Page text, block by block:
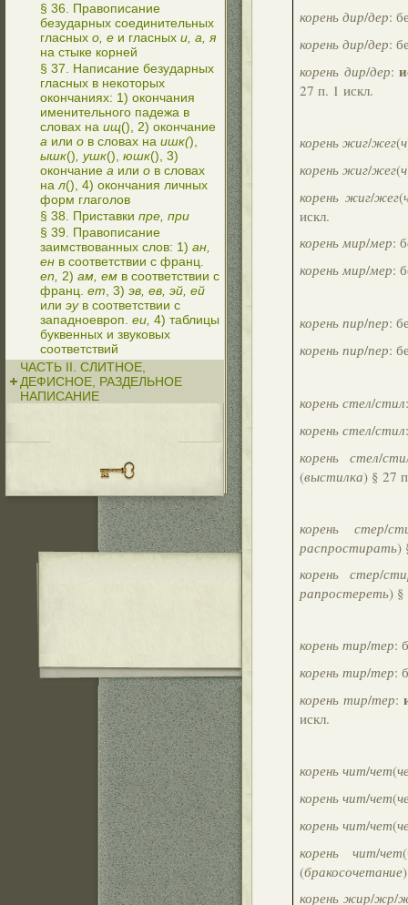
§ 36. Правописание
безударных соединительных
гласных о, е и гласных и, а, я
на стыке корней
§ 37. Написание безударных
гласных в некоторых
окончаниях: 1) окончания
именительного падежа в
словах на ищ(), 2) окончание
а или о в словах на ишк(),
ышк() , ушк(), юшк(), 3)
окончание а или о в словах
на л(), 4) окончания личных
форм глаголов
§ 38. Приставки пре, при
§ 39. Правописание
заимствованных слов: 1) ан,
ен в соответствии с франц.
en,
2) ам, ем в соответствии с
франц. em , 3) эв, ев, эй, ей
или эув соответствии с
западноевроп. eu, 4) таблицы
буквенных и звуковых
соответствий
ЧАСТЬ II. СЛИТНОЕ,
ДЕФИСНОЕ, РАЗДЕЛЬНОЕ
НАПИСАНИЕ
корень дир/дер:
корень дир/дер:
корень дир/дер:
27 п. 1 искл.
корень жиг/жег(ч
корень жиг/жег(ч
корень жиг/жег(
искл.
корень мир/мер:
корень мир/мер:
корень пир/пер:
корень пир/пер:
корень стел/стил
корень стел/стил
корень стел/
(выстилка) § 27
корень стер/
распростирать)
корень стер/
рапростереть) §
корень тир/тер:
корень тир/тер:
корень тир/тер:
искл.
корень чит/чет(
корень чит/чет(
корень чит/чет(
корень чит/чет(
(бракосочетание
корень жир/жр/